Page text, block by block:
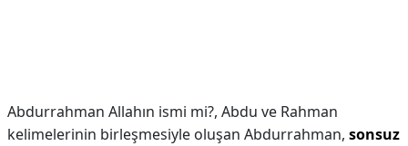
Abdurrahman Allahın ismi mi?, Abdu ve Rahman
kelimelerinin birleşmesiyle oluşan Abdurrahman, sonsuz